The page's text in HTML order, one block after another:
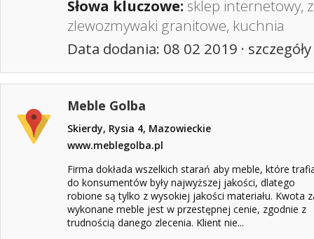
Słowa kluczowe: sklep internetowy,
zlewozmywaki granitowe, kuchnia
Data dodania: 08 02 2019 ·
Meble Golba
Skierdy, Rysia 4, Mazowieckie
www.meblegolba.pl
Firma dokłada wszelkich starań aby meble, które
do konsumentów były najwyższej jakości, dlatego
robione są tylko z wysokiej jakości materiału. Kwota
wykonane meble jest w przestępnej cenie, zgodnie z
trudnością danego zlecenia. Klient nie...